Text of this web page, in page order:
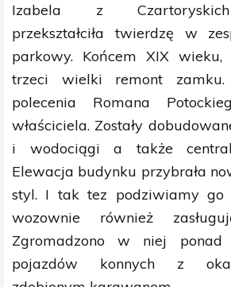
Izabela z
przekształciła twierdzę w
parkowy. Końcem XIX wieku,
trzeci wielki remont
polecenia Romana
właściciela. Zostały
i wodociągi a także
Elewacja budynku przybrała
styl. I tak tez podziwiamy go
wozownie również
Zgromadzono w niej
pojazdów konnych z